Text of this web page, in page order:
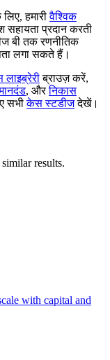
लिए, हमारीवैश्विक
प्रदान करती
बी तक रणनीतिक
लगा सकते हैं।
लाइब्रेरीब्राउज़ करें,
, औरनिकास
सभीकेस स्टडीजदेखें।
results.
with capital and